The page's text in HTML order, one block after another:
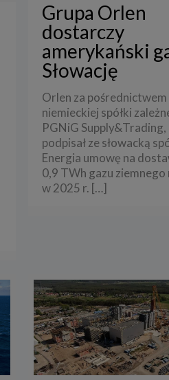
Grupa Orlen
dostarczy
amerykański
Słowację
Orlen za pośrednictwem
niemieckiej spółki
PGNiG Supply&Trading,
podpisał ze słowacką
Energia umowę na
0,9 TWh gazu ziemnego
w 2025 r. […]